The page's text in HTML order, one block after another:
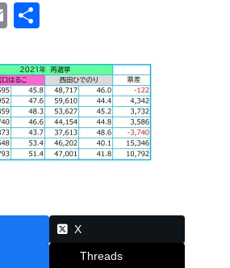
E
ail
X
Threads